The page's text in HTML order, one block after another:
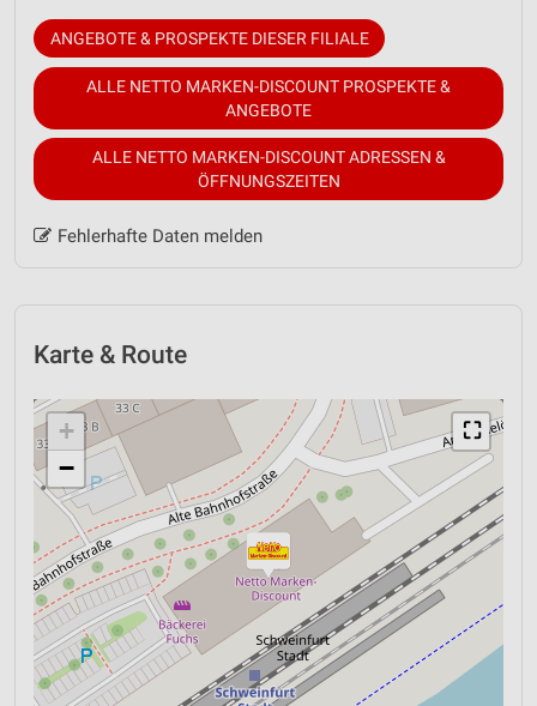
ANGEBOTE & PROSPEKTE DIESER FILIALE
ALLE NETTO MARKEN-DISCOUNT PROSPEKTE &
ANGEBOTE
ALLE NETTO MARKEN-DISCOUNT ADRESSEN &
ÖFFNUNGSZEITEN
Fehlerhafte Daten melden
Karte & Route
⛶
+
−